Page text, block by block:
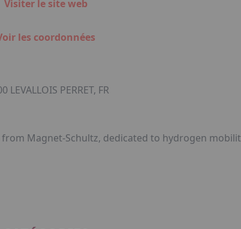
Visiter le site web
les coordonnées
PERRET, FR
Magnet-Schultz, dedicated to hydrogen